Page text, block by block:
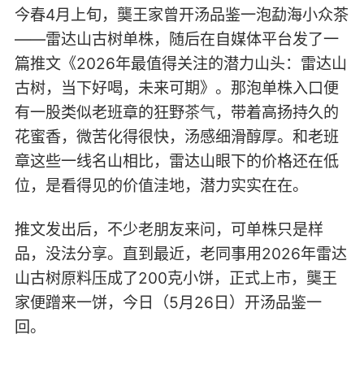
今春4月上旬，龑王家曾开汤品鉴一泡勐海小众茶
——雷达山古树单株，随后在自媒体平台发了一
篇推文《2026年最值得关注的潜力山头：雷达山
古树，当下好喝，未来可期》。那泡单株入口便
有一股类似老班章的狂野茶气，带着高扬持久的
花蜜香，微苦化得很快，汤感细滑醇厚。和老班
章这些一线名山相比，雷达山眼下的价格还在低
位，是看得见的价值洼地，潜力实实在在。
推文发出后，不少老朋友来问，可单株只是样
品，没法分享。直到最近，老同事用2026年雷达
山古树原料压成了200克小饼，正式上市，龑王
家便蹭来一饼，今日（5月26日）开汤品鉴一
回。